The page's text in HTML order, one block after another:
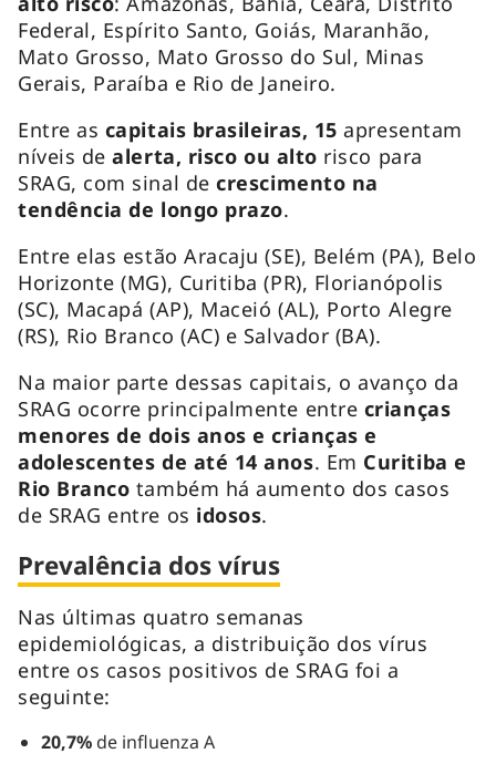
Federal, Espírito Santo, Goiás, Maranhão,
Mato Grosso, Mato Grosso do Sul, Minas
Gerais, Paraíba e Rio de Janeiro.
Entre as capitais brasileiras, 15apresentam
níveis dealerta, risco ou alto risco para
SRAG, com sinal decrescimento na
tendência de longo prazo.
Entre elas estão Aracaju (SE), Belém (PA), Belo
Horizonte (MG), Curitiba (PR), Florianópolis
(SC), Macapá (AP), Maceió (AL), Porto Alegre
(RS), Rio Branco (AC) e Salvador (BA).
Na maior parte dessas capitais, o avanço da
SRAG ocorre principalmente entre crianças
menores de dois anos e crianças e
adolescentes de até 14 anos. Em Curitiba e
Rio Branco também há aumento dos casos
de SRAG entre os idosos.
Prevalência dos vírus
Nas últimas quatro semanas
epidemiológicas, a distribuição dos vírus
entre os casos positivos de SRAG foi a
seguinte:
20,7% de influenza A